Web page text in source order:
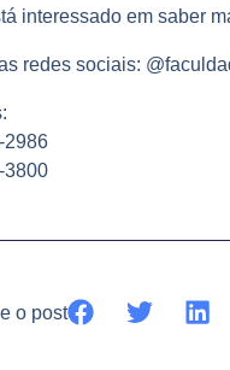
interessado em saber
redes sociais:
2986
3800
o post